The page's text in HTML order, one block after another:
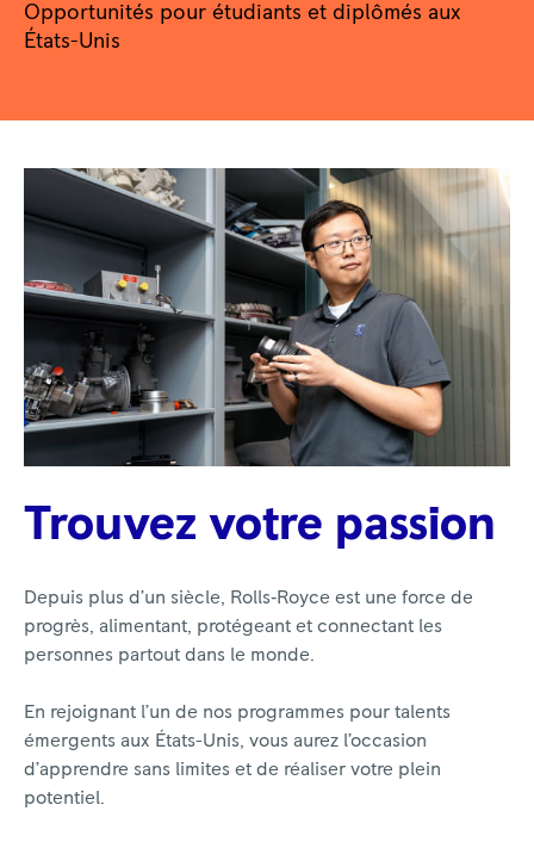
Opportunités pour étudiants et diplômés aux
États-Unis
Trouvez votre passion
Depuis plus d’un siècle, Rolls‑Royce est une force de
progrès, alimentant, protégeant et connectant les
personnes partout dans le monde.
En rejoignant l’un de nos programmes pour talents
émergents aux États-Unis, vous aurez l’occasion
d’apprendre sans limites et de réaliser votre plein
potentiel.